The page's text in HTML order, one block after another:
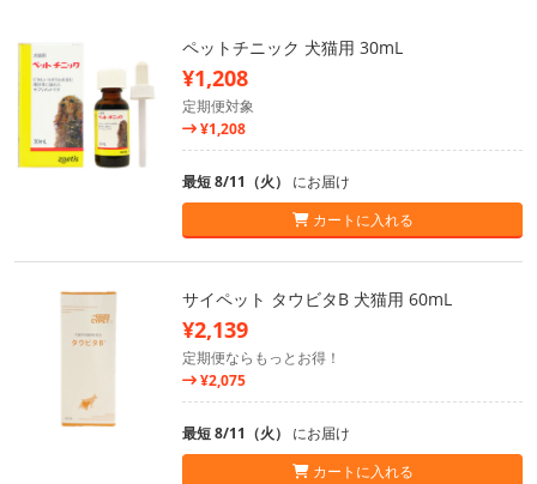
ペットチニック 犬猫用 30mL
¥1,208
定期便対象
¥1,208
最短 8/11（火） にお届け
カートに入れる
サイペット タウビタB 犬猫用 60mL
¥2,139
定期便ならもっとお得！
¥2,075
最短 8/11（火） にお届け
カートに入れる